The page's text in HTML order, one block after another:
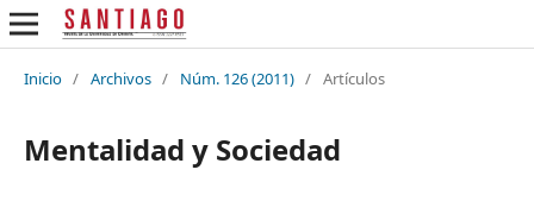
Inicio / Archivos / Núm. 126 (2011) / Artículos
Mentalidad y Sociedad